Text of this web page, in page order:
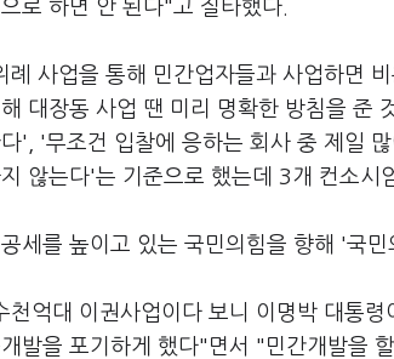
로 하면 안 된다"고 질타했다.
례 사업을 통해 민간업자들과 사업하면
대장동 사업 땐 미리 명확한 방침을 준
', '무조건 입찰에 응하는 회사 중 제일
않는다'는 기준으로 했는데 3개 컨소시
세를 높이고 있는 국민의힘을 향해 '국
천억대 이권사업이다 보니 이명박 대통
발을 포기하게 했다"면서 "민간개발을